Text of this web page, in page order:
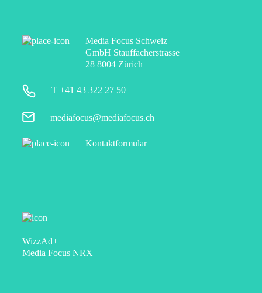
Media Focus Schweiz
GmbH Stauffacherstrasse
28 8004 Zürich
T +41 43 322 27 50
mediafocus@mediafocus.ch
Kontaktformular
WizzAd+
Media Focus NRX